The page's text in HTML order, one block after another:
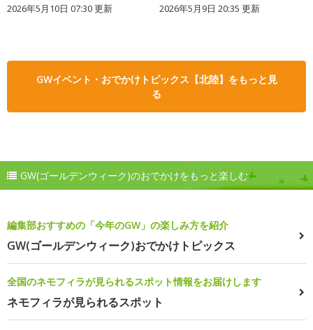
2026年5月10日 07:30 更新 2026年5月9日 20:35 更新
GWイベント・おでかけトピックス【北陸】をもっと見
る
GW(ゴールデンウィーク)のおでかけをもっと楽しむ
編集部おすすめの「今年のGW」の楽しみ方を紹介
GW(ゴールデンウィーク)おでかけトピックス
全国のネモフィラが見られるスポット情報をお届けします
ネモフィラが見られるスポット